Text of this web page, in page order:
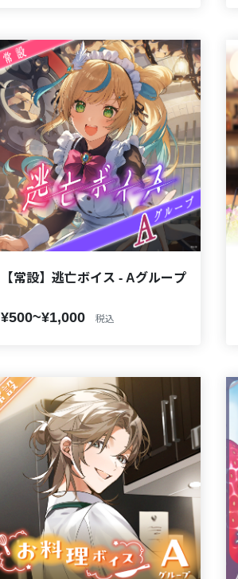
【常設】逃亡ボイス - Aグループ
¥500~¥1,000 税込